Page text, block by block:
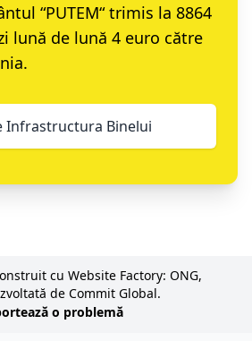
“PUTEM“ trimis la 8864
lună de lună 4 euro către
Infrastructura Binelui
cu Website Factory: ONG,
de Commit Global.
o problemă